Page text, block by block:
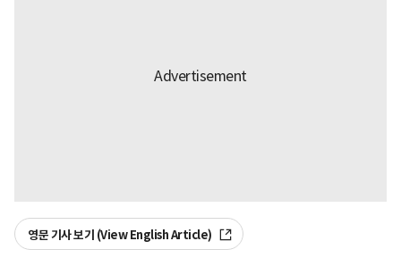
영문 기사 보기 (View English Article)